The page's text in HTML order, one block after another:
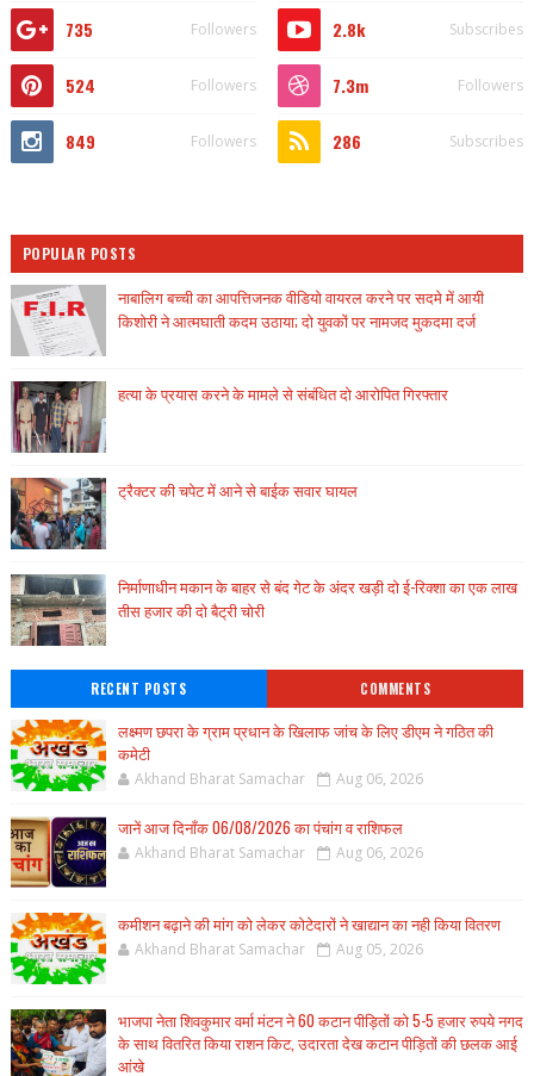
735 Followers 2.8k Subscribes
524 Followers 7.3m Followers
849 Followers 286 Subscribes
POPULAR POSTS
नाबालिग बच्ची का आपत्तिजनक वीडियो वायरल करने पर सदमे में आयी
किशोरी ने आत्मघाती कदम उठाया; दो युवकों पर नामजद मुकदमा दर्ज
हत्या के प्रयास करने के मामले से संबंधित दो आरोपित गिरफ्तार
ट्रैक्टर की चपेट में आने से बाईक सवार घायल
निर्माणाधीन मकान के बाहर से बंद गेट के अंदर खड़ी दो ई-रिक्शा का एक लाख
तीस हजार की दो बैट्री चोरी
RECENT POSTS COMMENTS
लक्ष्मण छपरा के ग्राम प्रधान के खिलाफ जांच के लिए डीएम ने गठित की
कमेटी
Akhand Bharat Samachar Aug 06, 2026
जानें आज दिनाँक 06/08/2026 का पंचांग व राशिफल
Akhand Bharat Samachar Aug 06, 2026
कमीशन बढ़ाने की मांग को लेकर कोटेदारों ने खाद्यान का नही किया वितरण
Akhand Bharat Samachar Aug 05, 2026
भाजपा नेता शिवकुमार वर्मा मंटन ने 60 कटान पीड़ितों को 5-5 हजार रुपये नगद
के साथ वितरित किया राशन किट, उदारता देख कटान पीड़ितों की छलक आई
आंखे